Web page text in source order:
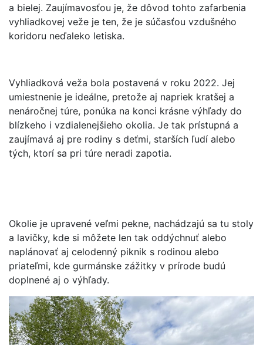
a bielej. Zaujímavosťou je, že dôvod tohto zafarbenia
vyhliadkovej veže je ten, že je súčasťou vzdušného
koridoru neďaleko letiska.
Vyhliadková veža bola postavená v roku 2022. Jej
umiestnenie je ideálne, pretože aj napriek kratšej a
nenáročnej túre, ponúka na konci krásne výhľady do
blízkeho i vzdialenejšieho okolia. Je tak prístupná a
zaujímavá aj pre rodiny s deťmi, starších ľudí alebo
tých, ktorí sa pri túre neradi zapotia.
Okolie je upravené veľmi pekne, nachádzajú sa tu stoly
a lavičky, kde si môžete len tak oddýchnuť alebo
naplánovať aj celodenný piknik s rodinou alebo
priateľmi, kde gurmánske zážitky v prírode budú
doplnené aj o výhľady.